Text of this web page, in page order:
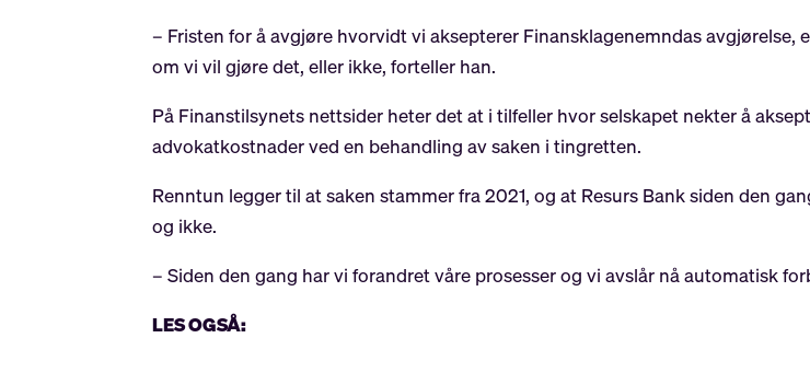
– Fristen for å avgjøre hvorvidt vi aksepterer Finansklagenemndas avgjørelse,
om vi vil gjøre det, eller ikke, forteller han.
På Finanstilsynets nettsider heter det at i tilfeller hvor selskapet nekter å
advokatkostnader ved en behandling av saken i tingretten.
Renntun legger til at saken stammer fra 2021, og at Resurs Bank siden den
og ikke.
– Siden den gang har vi forandret våre prosesser og vi avslår nå automatisk
LES OGSÅ: